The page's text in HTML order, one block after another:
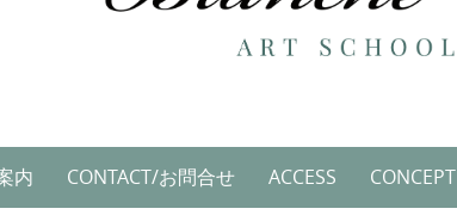
内 CONTACT/お問合せ ACCESS CONCEPT